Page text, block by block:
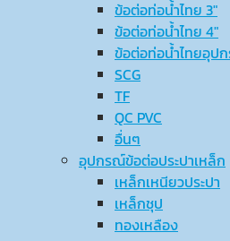
ข้อต่อท่อน้ำไทย 3″
ข้อต่อท่อน้ำไทย 4″
ข้อต่อท่อน้ำไทยอุป
SCG
TF
QC PVC
อื่นๆ
อุปกรณ์ข้อต่อประปาเหล็ก
เหล็กเหนียวประปา
เหล็กชุป
ทองเหลือง